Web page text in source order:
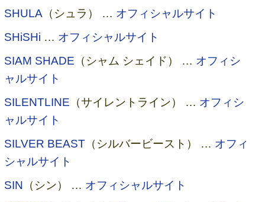
SHULA （シュラ） … オフィシャルサイト
SHiSHi … オフィシャルサイト
SIAM SHADE （シャム シェイド） … オフィシ
ャルサイト
SILENTLINE （サイレントライン） … オフィシ
ャルサイト
SILVER BEAST （シルバービースト） … オフィ
シャルサイト
SIN （シン） … オフィシャルサイト